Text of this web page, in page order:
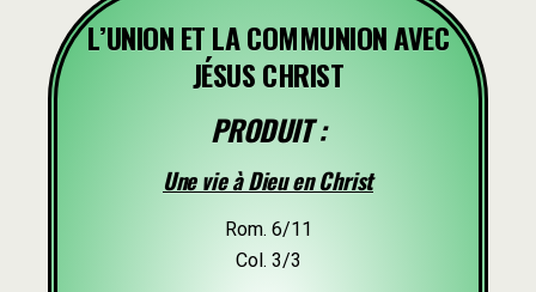
L’UNION ET LA COMMUNION AVEC
JÉSUS CHRIST
PRODUIT :
Une vie à Dieu en Christ
Rom. 6/11
Col. 3/3